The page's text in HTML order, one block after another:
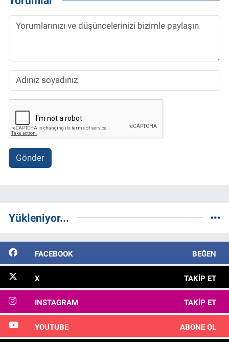
Gönder
Yükleniyor...
FACEBOOK BEĞEN
X TAKIP ET
INSTAGRAM TAKIP ET
YOUTUBE ABONE OL